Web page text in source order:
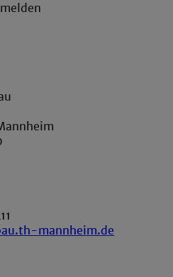
mannheim.de